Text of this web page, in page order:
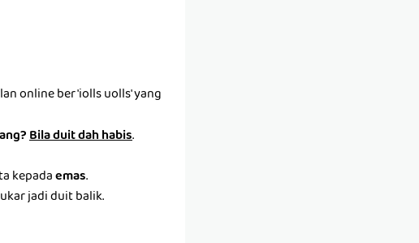
online ber 'iolls uolls' yang
Bila duit dah habis.
kepadaemas.
jadi duit balik.